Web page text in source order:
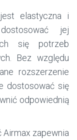
elastyczna i
jej
się potrzeb
Bez względu
rozszerzenie
dostosować się
odpowiednią
Airmax zapewnia